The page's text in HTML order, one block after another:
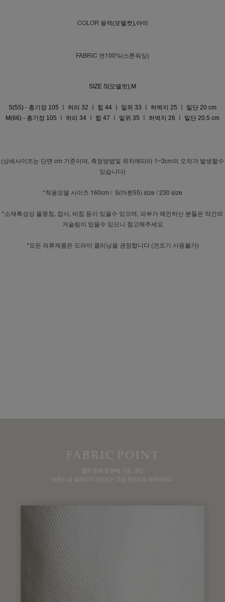
COLOR 블랙(모델컷),아이
FABRIC 면100%(스톤워싱)
SIZE S(모델컷),M
S(55) - 총기장 105 ㅣ 허리 32 ㅣ 힙 44 ㅣ 밑위 33 ㅣ 허벅지 25 ㅣ 밑단 20 cm
M(66) - 총기장 105 ㅣ 허리 34 ㅣ 힙 47 ㅣ 밑위 35 ㅣ 허벅지 26 ㅣ 밑단 20.5 cm
(상세사이즈는 단면 cm 기준이며, 측정방법및 위치에따라 1~3cm의 오차가 발생할수
있습니다)
*착용모델 사이즈 160cm / S(마른55) size / 230 size
*소재특성상 올뭉침, 잡사, 비침 등이 있을수 있으며, 피부가 예민하신 분들은 약간의
거슬림이 있을수 있으니 참고해주세요
*모든 의류제품은 드라이 클리닝을 권장합니다 (건조기 사용불가)